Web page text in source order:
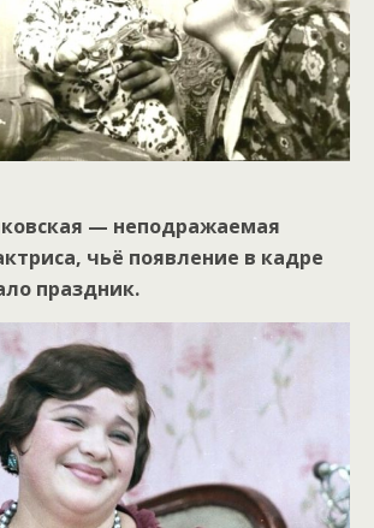
— неподражаемая
чьё появление в кадре
праздник.